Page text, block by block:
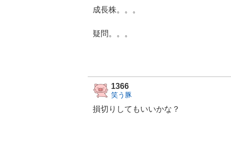
成長株。。。
疑問。。。
1366
笑う豚
損切りしてもいいかな？